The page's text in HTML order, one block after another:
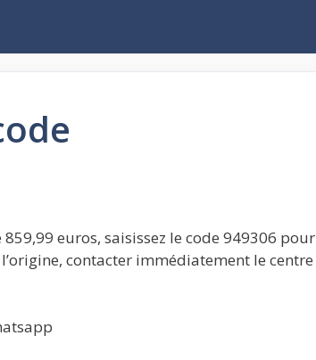
euros, saisissez le code 949306 pour
contacter immédiatement le centre